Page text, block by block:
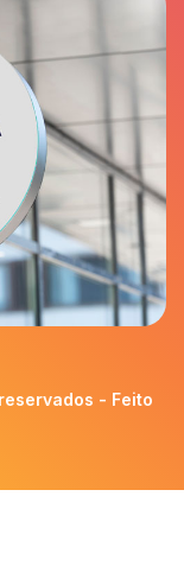
- Feito